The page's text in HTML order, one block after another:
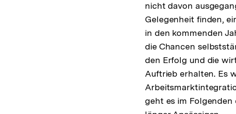
nicht davon
Gelegenheit finden,
in den kommenden
die Chancen
den Erfolg und die
Auftrieb erhalten. Es
geht es im